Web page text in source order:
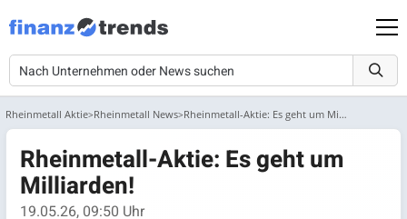
Rheinmetall Aktie Rheinmetall News Rheinmetall-Aktie: Es geht um Milliarden!
Rheinmetall-Aktie: Es geht um
Milliarden!
19.05.26, 09:50 Uhr